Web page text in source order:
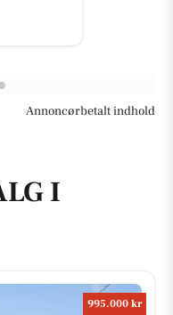
Annoncørbetalt indhold
I
995.000 kr